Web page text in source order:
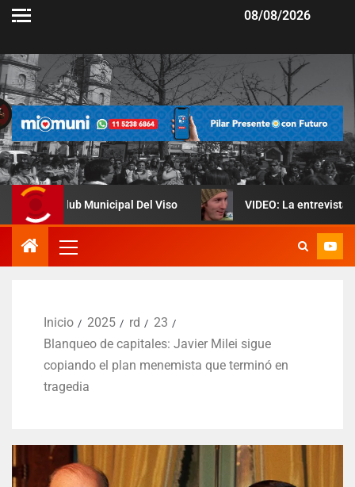
08/08/2026
Municipal Del Viso VIDEO: La entrevista en la que
Inicio 2025 rd
23
Blanqueo de capitales: Javier Milei sigue
copiando el plan menemista que terminó en
tragedia